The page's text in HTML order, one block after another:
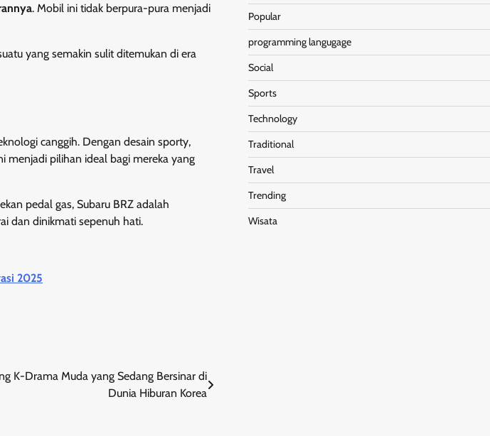
. Mobil ini tidak berpura-pura menjadi
yang semakin sulit ditemukan di era
canggih. Dengan desain sporty,
menjadi pilihan ideal bagi mereka yang
pedal gas, Subaru BRZ adalah
dan dinikmati sepenuh hati.
2025
K-Drama Muda yang Sedang Bersinar di
Dunia Hiburan Korea
Popular
programming langugage
Social
Sports
Technology
Traditional
Travel
Trending
Wisata